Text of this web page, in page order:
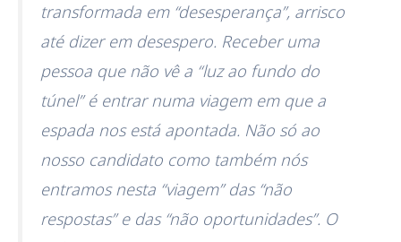
transformada em “desesperança”, arrisco
até dizer em desespero. Receber uma
pessoa que não vê a “luz ao fundo do
túnel” é entrar numa viagem em que a
espada nos está apontada. Não só ao
nosso candidato como também nós
entramos nesta “viagem” das “não
respostas” e das “não oportunidades”. O